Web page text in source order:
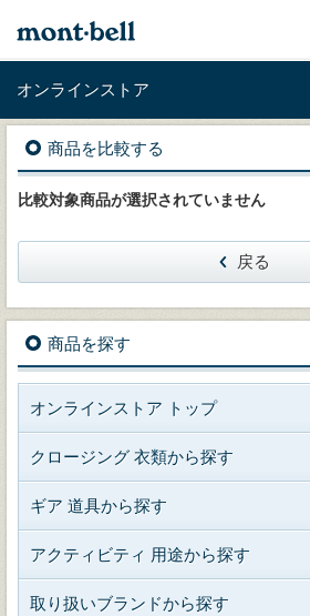
オンラインストア
商品を比較する
比較対象商品が選択されていません
戻る
商品を探す
オンラインストア トップ
クロージング 衣類から探す
ギア 道具から探す
アクティビティ 用途から探す
取り扱いブランドから探す